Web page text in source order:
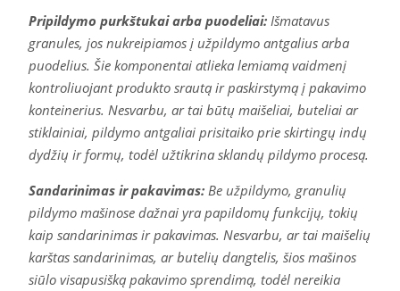
Pripildymo purkštukai arba puodeliai:Išmatavus
granules, jos nukreipiamos į užpildymo antgalius arba
puodelius. Šie komponentai atlieka lemiamą vaidmenį
kontroliuojant produkto srautą ir paskirstymą į pakavimo
konteinerius. Nesvarbu, ar tai būtų maišeliai, buteliai ar
stiklainiai, pildymo antgaliai prisitaiko prie skirtingų indų
dydžių ir formų, todėl užtikrina sklandų pildymo procesą.
Sandarinimas ir pakavimas:Be užpildymo, granulių
pildymo mašinose dažnai yra papildomų funkcijų, tokių
kaip sandarinimas ir pakavimas. Nesvarbu, ar tai maišelių
karštas sandarinimas, ar butelių dangtelis, šios mašinos
siūlo visapusišką pakavimo sprendimą, todėl nereikia